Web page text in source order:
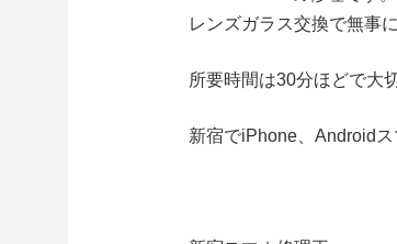
レンズガラス交換で無事
所要時間は30分ほどで大
新宿でiPhone、Android